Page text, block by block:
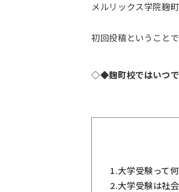
メルリックス学院麹
初回投稿ということ
◇◆麹町校ではいつで
1.大学受験って
2.大学受験は社